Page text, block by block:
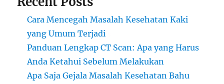
Cara Mencegah Masalah Kesehatan Kaki
yang Umum Terjadi
Panduan Lengkap CT Scan: Apa yang Harus
Anda Ketahui Sebelum Melakukan
Apa Saja Gejala Masalah Kesehatan Bahu